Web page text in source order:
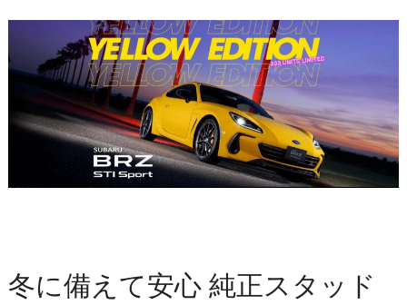
冬に備えて安心 純正スタッド